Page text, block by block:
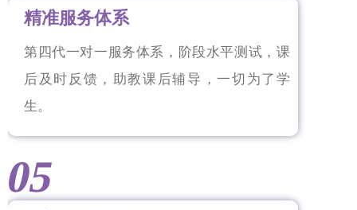
精准服务体系
第四代一对一服务体系，阶段水平测试，课
后及时反馈，助教课后辅导，一切为了学
生。
05